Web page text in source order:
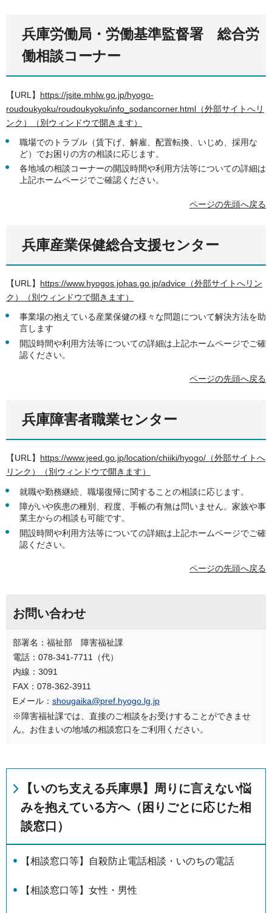
兵庫労働局・労働基準監督署 総合労
働相談コーナー
【URL】 https://jsite.mhlw.go.jp/hyogo-
roudoukyoku/roudoukyoku/info_sodancorner.html（外部サイトへリ
ンク）（別ウィンドウで開きます）
職場でのトラブル（賃下げ、解雇、配置転換、いじめ、採用な
ど）でお困りの方の相談に応じます。
各地域の相談コーナーの開設時間や利用方法等についての詳細は
上記ホームページでご確認ください。
ページの先頭へ戻る
兵庫産業保健総合支援センター
【URL】 https://www.hyogos.johas.go.jp/advice（外部サイトへリン
ク）（別ウィンドウで開きます）
事業場の抱えている産業保健の様々な問題について解決方法を助
言します
開設時間や利用方法等についての詳細は上記ホームページでご確
認ください。
ページの先頭へ戻る
兵庫障害者職業センター
【URL】 https://www.jeed.go.jp/location/chiiki/hyogo/（外部サイトへ
リンク）（別ウィンドウで開きます）
就職や勤務継続、職場復帰に関することの相談に応じます。
障がいや疾患の種別、程度、手帳の有無は問いません。家族や事
業主からの相談も可能です。
開設時間や利用方法等についての詳細は上記ホームページでご確
認ください。
ページの先頭へ戻る
お問い合わせ
部署名：福祉部 障害福祉課
電話：078-341-7711（代）
内線：3091
FAX：078-362-3911
Eメール： shougaika@pref.hyogo.lg.jp
※障害福祉課では、直接のご相談をお受けすることができませ
ん。お住まいの地域の相談窓口をご利用ください。
【いのち支える兵庫県】周りに言えない悩
みを抱えている方へ（困りごとに応じた相
談窓口）
【相談窓口等】自殺防止電話相談・いのちの電話
【相談窓口等】女性・男性